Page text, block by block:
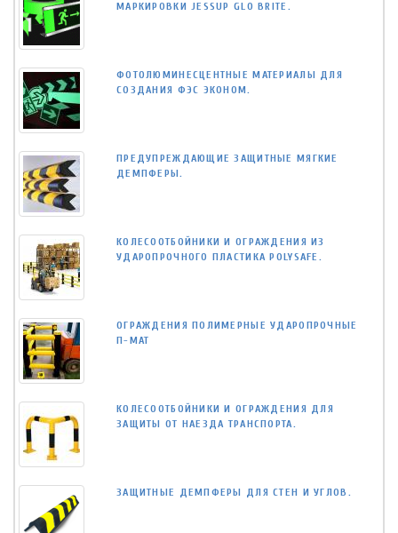
МАРКИРОВКИ JESSUP GLO BRITE.
ФОТОЛЮМИНЕСЦЕНТНЫЕ МАТЕРИАЛЫ ДЛЯ
СОЗДАНИЯ ФЭС ЭКОНОМ.
ПРЕДУПРЕЖДАЮЩИЕ ЗАЩИТНЫЕ МЯГКИЕ
ДЕМПФЕРЫ.
КОЛЕСООТБОЙНИКИ И ОГРАЖДЕНИЯ ИЗ
УДАРОПРОЧНОГО ПЛАСТИКА POLYSAFE.
ОГРАЖДЕНИЯ ПОЛИМЕРНЫЕ УДАРОПРОЧНЫЕ
П-МАТ
КОЛЕСООТБОЙНИКИ И ОГРАЖДЕНИЯ ДЛЯ
ЗАЩИТЫ ОТ НАЕЗДА ТРАНСПОРТА.
ЗАЩИТНЫЕ ДЕМПФЕРЫ ДЛЯ СТЕН И УГЛОВ.